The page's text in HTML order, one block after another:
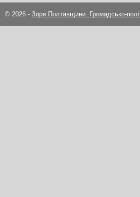
© 2026 - Зоря Полтавщини. Громадсько-